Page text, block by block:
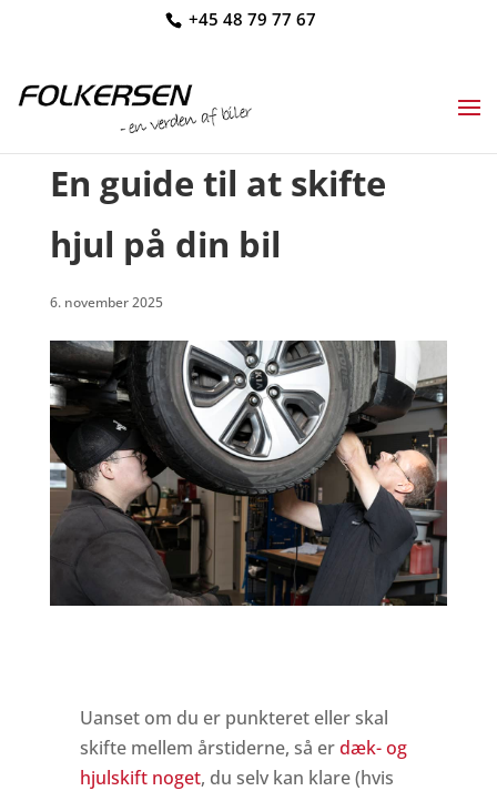
+45 48 79 77 67
En guide til at skifte
hjul på din bil
6. november 2025
Uanset om du er punkteret eller skal
skifte mellem årstiderne, så erdæk- og
hjulskift noget, du selv kan klare (hvis